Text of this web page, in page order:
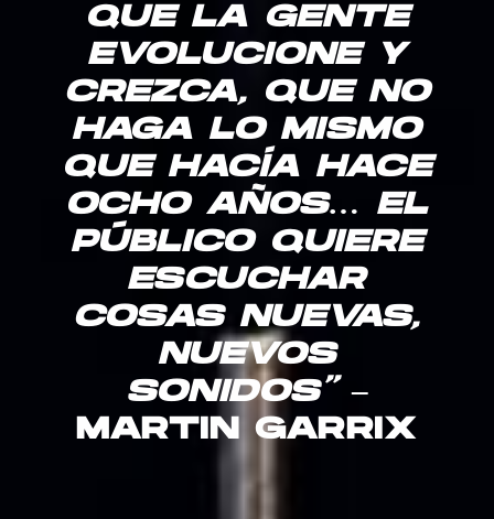
QUE LA GENTE
EVOLUCIONE Y
CREZCA, QUE NO
HAGA LO MISMO
QUE HACÍA HACE
OCHO AÑOS… EL
PÚBLICO QUIERE
ESCUCHAR
COSAS NUEVAS,
NUEVOS
SONIDOS”–
MARTIN GARRIX